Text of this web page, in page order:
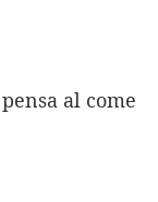
al come